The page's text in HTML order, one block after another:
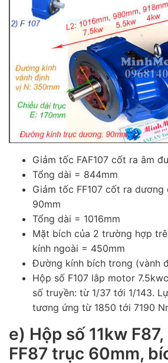
Giảm tốc FAF107 cốt ra âm
Tổng dài = 844mm
Giảm tốc FF107 cốt ra dương
90mm
Tổng dài = 1016mm
Mặt bích của 2 trường hợp
kính ngoài = 450mm
Đường kính bích trong (vành
Hộp số F107 lắp motor
số truyền: từ 1/37 tới 1/143.
tương ứng từ 1850 tới 7190
e) Hộp số 11kw F87,
FF87 trục 60mm,